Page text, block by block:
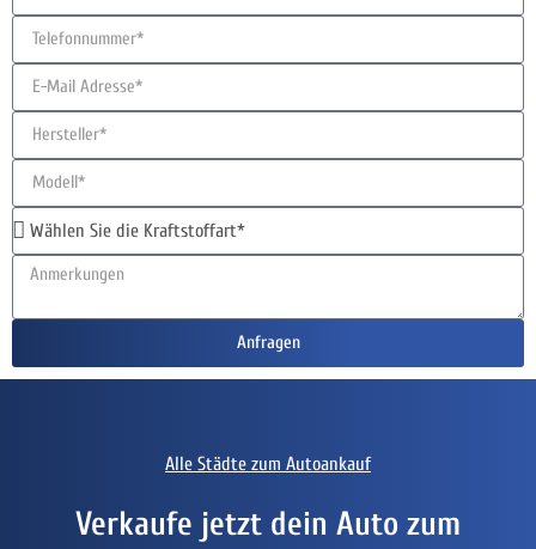
Anfragen
Alle Städte zum Autoankauf
Verkaufe jetzt dein Auto zum